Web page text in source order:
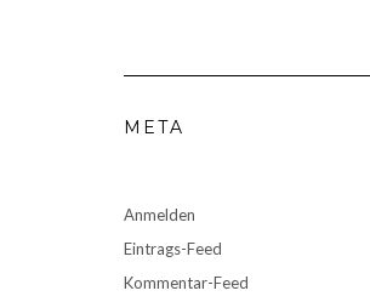
META
Anmelden
Eintrags-Feed
Kommentar-Feed